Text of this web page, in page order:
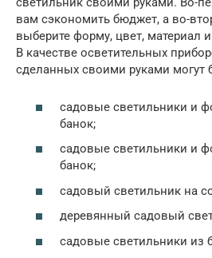
вам сэкономить бюджет, а во-
выберите форму, цвет, материал
В качестве осветительных
сделанных своими руками могут
садовые светильники и
банок;
садовые светильники и
банок;
садовый светильник на
деревянный садовый
садовые светильники из